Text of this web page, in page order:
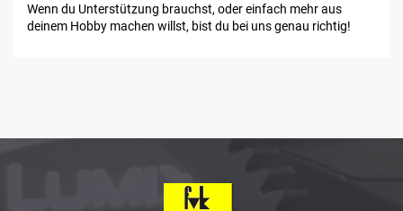
Wenn du Unterstützung brauchst, oder einfach mehr aus
deinem Hobby machen willst, bist du bei uns genau richtig!